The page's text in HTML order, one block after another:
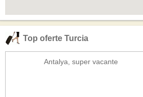
Top oferte Turcia
Antalya, super vacante